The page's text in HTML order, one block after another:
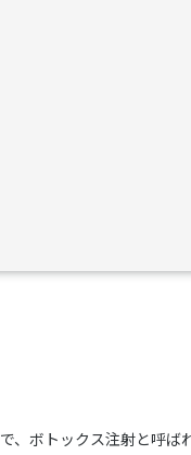
で、ボトックス注射と呼ば